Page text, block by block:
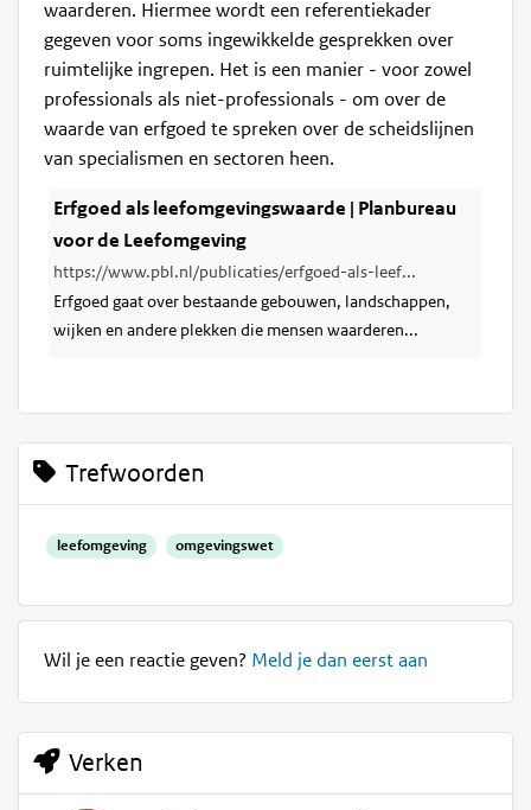
waarderen. Hiermee wordt een referentiekader
gegeven voor soms ingewikkelde gesprekken over
ruimtelijke ingrepen. Het is een manier - voor zowel
professionals als niet-professionals - om over de
waarde van erfgoed te spreken over de scheidslijnen
van specialismen en sectoren heen.
Erfgoed als leefomgevingswaarde | Planbureau
voor de Leefomgeving
https://www.pbl.nl/publicaties/erfgoed-als-leef...
Erfgoed gaat over bestaande gebouwen, landschappen,
wijken en andere plekken die mensen waarderen...
Trefwoorden
leefomgeving omgevingswet
Wil je een reactie geven? Meld je dan eerst aan
Verken